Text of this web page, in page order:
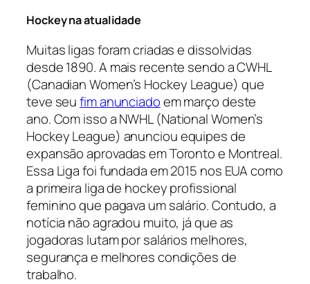
Hockey na atualidade
Muitas ligas foram criadas e dissolvidas
desde 1890. A mais recente sendo a CWHL
(Canadian Women’s Hockey League) que
teve seufim anunciadoem março deste
ano. Com isso a NWHL (National Women’s
Hockey League) anunciou equipes de
expansão aprovadas em Toronto e Montreal.
Essa Liga foi fundada em 2015 nos EUA como
a primeira liga de hockeyprofissional
feminino que pagava um salário. Contudo, a
notícia não agradou muito, já que as
jogadoras lutam por salários melhores,
segurança e melhores condições de
trabalho.